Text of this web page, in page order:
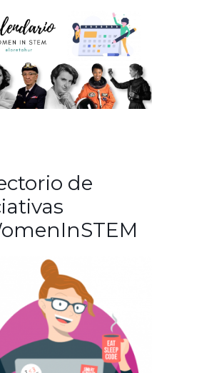
de